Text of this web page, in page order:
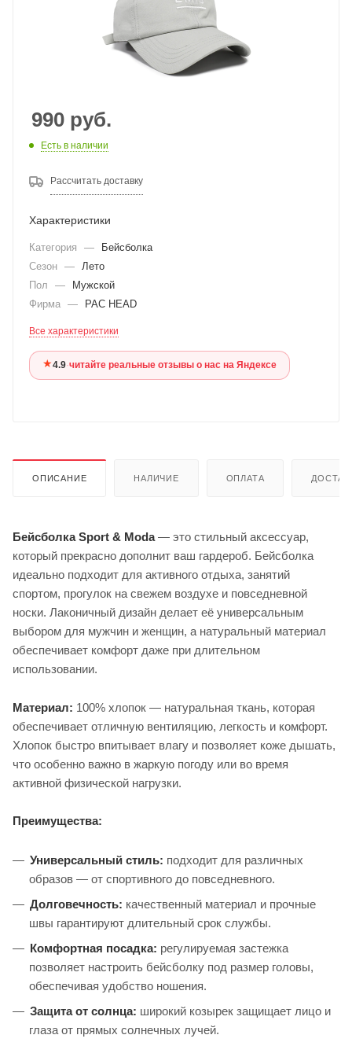
990 руб.
Есть в наличии
Рассчитать доставку
Характеристики
Категория —
Бейсболка
Сезон —
Лето
Пол
—
Мужской
Фирма — PAC HEAD
Все характеристики
★4.9·читайте реальные отзывы о нас на Яндексе
ОПИСАНИЕ НАЛИЧИЕ ОПЛАТА
Бейсболка Sport & Moda— это стильный аксессуар,
который прекрасно дополнит ваш гардероб. Бейсболка
идеально подходит для активного отдыха, занятий
спортом, прогулок на свежем воздухе и повседневной
носки. Лаконичный дизайн делает её универсальным
выбором для мужчин и женщин, а натуральный материал
обеспечивает комфорт даже при длительном
использовании.
Материал: 100% хлопок — натуральная ткань, которая
обеспечивает отличную вентиляцию, легкость и комфорт.
Хлопок быстро впитывает влагу и позволяет коже дышать,
что особенно важно в жаркую погоду или во время
активной физической нагрузки.
Преимущества:
Универсальный стиль: подходит для различных
образов — от спортивного до повседневного.
Долговечность: качественный материал и прочные
швы гарантируют длительный срок службы.
Комфортная посадка: регулируемая застежка
позволяет настроить бейсболку под размер головы,
обеспечивая удобство ношения.
Защита от солнца: широкий козырек защищает лицо и
глаза от прямых солнечных лучей.